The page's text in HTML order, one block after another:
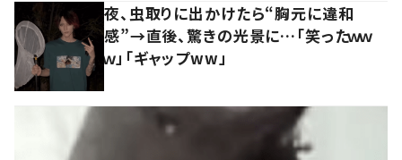
夜、虫取りに出かけたら“胸元に違和
感”→直後、驚きの光景に…「笑ったｗｗ
ｗ」「ギャップww」